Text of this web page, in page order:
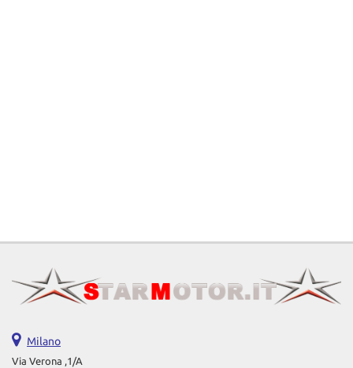
Milano
Via Verona ,1/A